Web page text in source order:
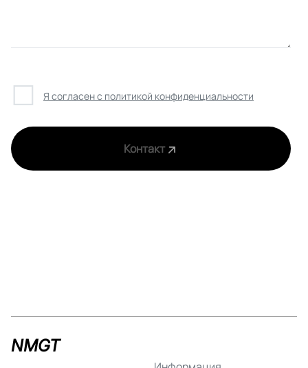
☐ Я согласен с политикой конфиденциальности
Контакт
NMGT